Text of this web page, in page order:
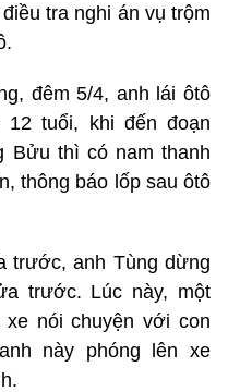
tra nghi án vụ trộm
đêm 5/4, anh lái ôtô
tuổi, khi đến đoạn
Bửu thì có nam thanh
thông báo lốp sau ôtô
trước, anh Tùng dừng
trước. Lúc này, một
nói chuyện với con
này phóng lên xe